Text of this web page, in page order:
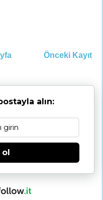
Önceki Kayıt
alın:
ol